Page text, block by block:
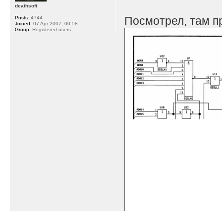
Посмотрел, там
deathsoft
Posts: 4744
Joined: 07 Apr 2007, 00:58
Group: Registered users